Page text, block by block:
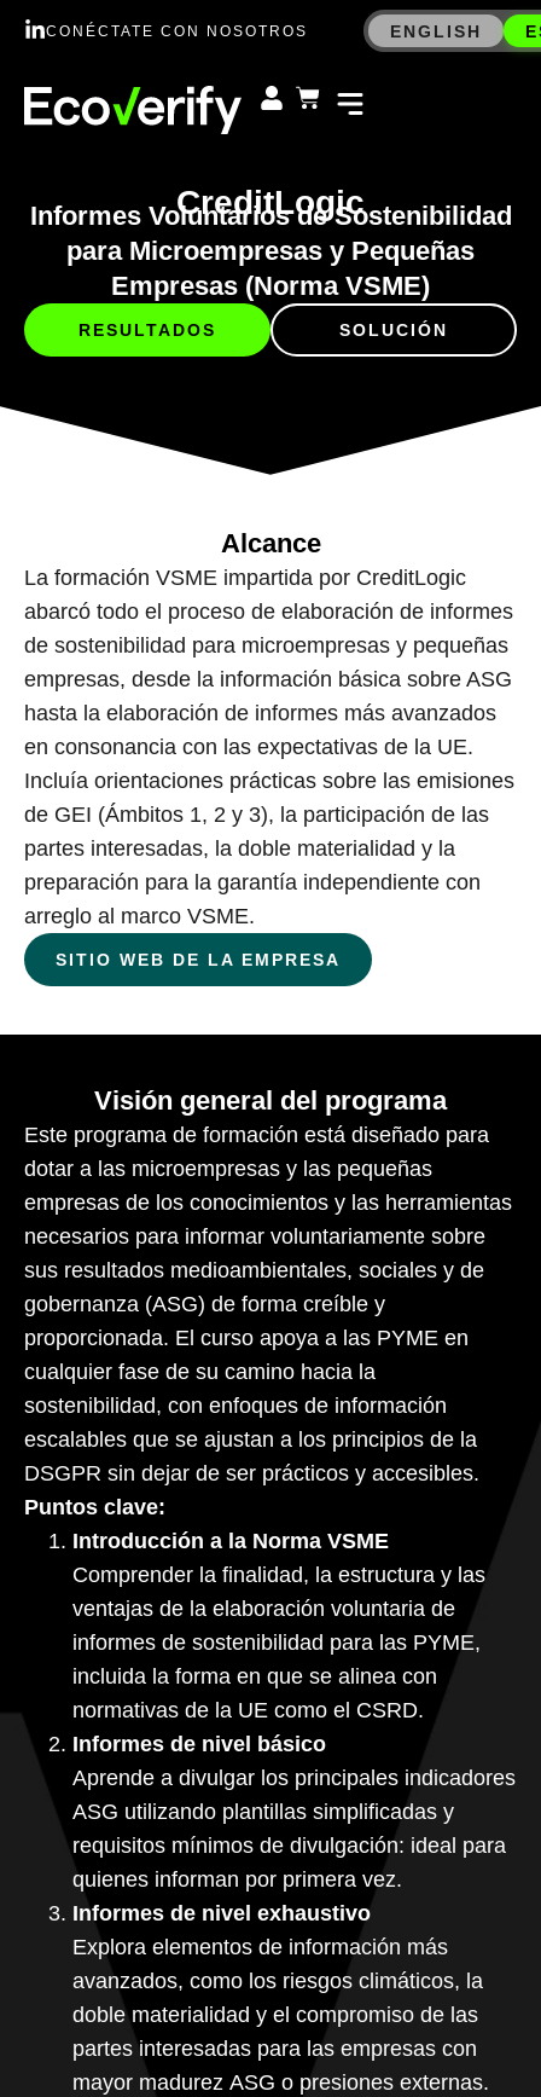
CONÉCTATE CON NOSOTROS ENGLISH
CreditLogic
Informes Voluntarios de Sostenibilidad
para Microempresas y Pequeñas
Empresas (Norma VSME)
RESULTADOS SOLUCIÓN
Alcance
La formación VSME impartida por CreditLogic
abarcó todo el proceso de elaboración de informes
de sostenibilidad para microempresas y pequeñas
empresas, desde la información básica sobre ASG
hasta la elaboración de informes más avanzados
en consonancia con las expectativas de la UE.
Incluía orientaciones prácticas sobre las emisiones
de GEI (Ámbitos 1, 2 y 3), la participación de las
partes interesadas, la doble materialidad y la
preparación para la garantía independiente con
arreglo al marco VSME.
SITIO WEB DE LA EMPRESA
Visión general del programa
Este programa de formación está diseñado para
dotar a las microempresas y las pequeñas
empresas de los conocimientos y las herramientas
necesarios para informar voluntariamente sobre
sus resultados medioambientales, sociales y de
gobernanza (ASG) de forma creíble y
proporcionada. El curso apoya a las PYME en
cualquier fase de su camino hacia la
sostenibilidad, con enfoques de información
escalables que se ajustan a los principios de la
DSGPR sin dejar de ser prácticos y accesibles.
Puntos clave:
Introducción a la Norma VSME
Comprender la finalidad, la estructura y las
ventajas de la elaboración voluntaria de
informes de sostenibilidad para las PYME,
incluida la forma en que se alinea con
normativas de la UE como el CSRD.
Informes de nivel básico
Aprende a divulgar los principales indicadores
ASG utilizando plantillas simplificadas y
requisitos mínimos de divulgación: ideal para
quienes informan por primera vez.
Informes de nivel exhaustivo
Explora elementos de información más
avanzados, como los riesgos climáticos, la
doble materialidad y el compromiso de las
partes interesadas para las empresas con
mayor madurez ASG o presiones externas.